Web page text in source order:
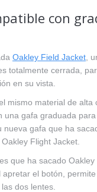
con
Oakley Field Jacket ,
totalmente cerrada,
en su vista.
material de alta
gafa graduada
gafa que ha
Flight Jacket.
que ha sacado
el botón,
dos lentes.